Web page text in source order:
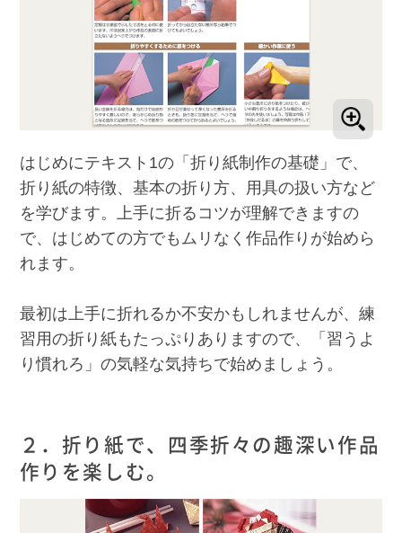
はじめにテキスト1の「折り紙制作の基礎」で、
折り紙の特徴、基本の折り方、用具の扱い方など
を学びます。上手に折るコツが理解できますの
で、はじめての方でもムリなく作品作りが始めら
れます。
最初は上手に折れるか不安かもしれませんが、練
習用の折り紙もたっぷりありますので、「習うよ
り慣れろ」の気軽な気持ちで始めましょう。
２．折り紙で、四季折々の趣深い作品
作りを楽しむ。